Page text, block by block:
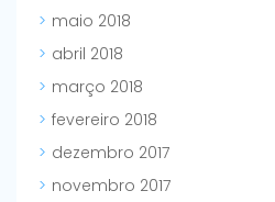
maio 2018
abril 2018
março 2018
fevereiro 2018
dezembro 2017
novembro 2017